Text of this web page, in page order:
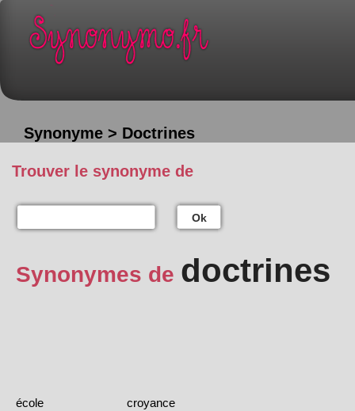
Synonyme > Doctrines
Trouver le synonyme de
Ok
Synonymes de doctrines
école
croyance